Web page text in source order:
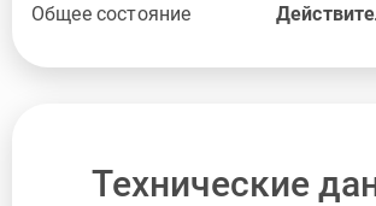
Общее состояние
Технические